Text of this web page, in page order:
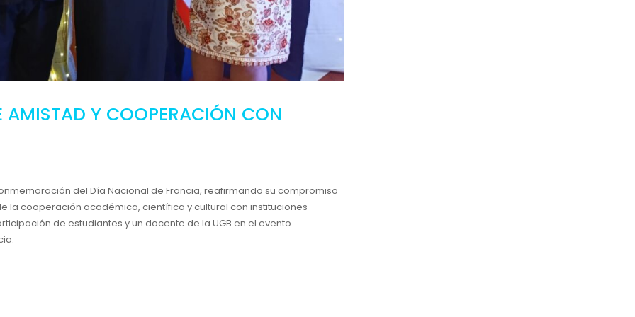
AMISTAD Y COOPERACIÓN CON
del Día Nacional de Francia, reafirmando su compromiso
la cooperación académica, científica y cultural con instituciones
de estudiantes y un docente de la UGB en el evento